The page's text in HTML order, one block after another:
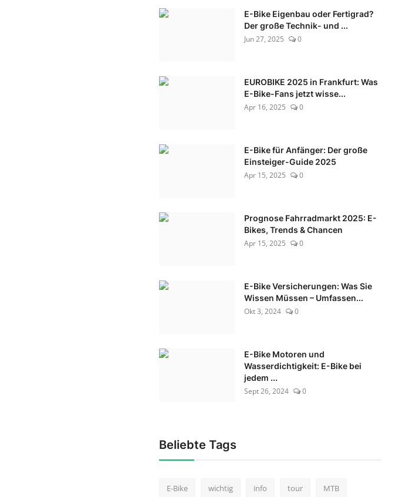
E-Bike Eigenbau oder Fertigrad?
Der große Technik- und ...
Jun 27, 2025
0
EUROBIKE 2025 in Frankfurt: Was
E-Bike-Fans jetzt wisse...
Apr 16, 2025
0
E-Bike für Anfänger: Der große
Einsteiger-Guide 2025
Apr 15, 2025
0
Prognose Fahrradmarkt 2025: E-
Bikes, Trends & Chancen
Apr 15, 2025
0
E-Bike Versicherungen: Was Sie
Wissen Müssen – Umfassen...
Okt 3, 2024
0
E-Bike Motoren und
Wasserdichtigkeit: E-Bike bei
jedem ...
Sept 26, 2024
0
Beliebte Tags
E-Bike wichtig info tour MTB